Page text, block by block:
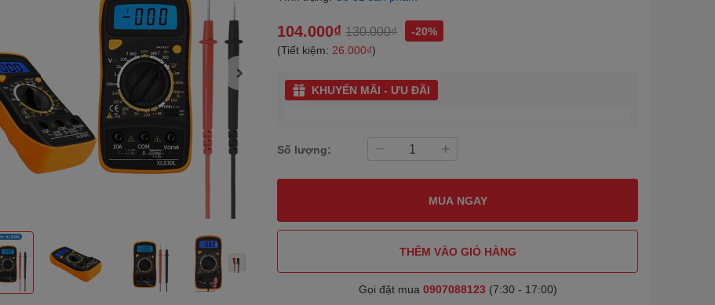
104.000₫ 130.000₫
-20%
(Tiết kiệm: 26.000₫)
KHUYẾN MÃI - ƯU ĐÃI
Số lượng:
MUA NGAY
THÊM VÀO GIỎ HÀNG
Gọi đặt mua 0907088123 (7:30 - 17:00)